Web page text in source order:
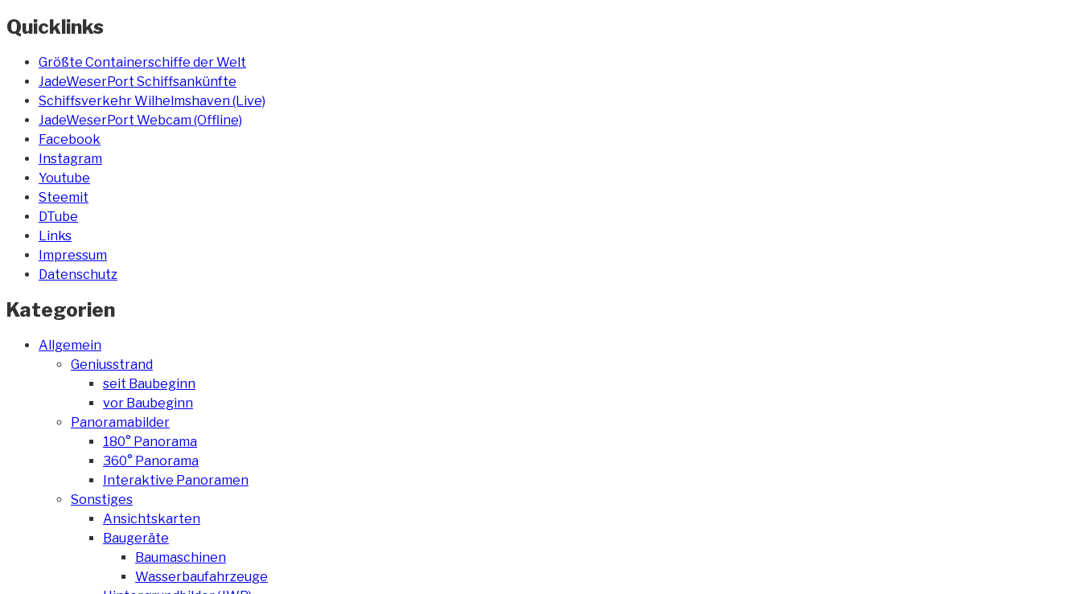
Quicklinks
Größte Containerschiffe der Welt
JadeWeserPort Schiffsankünfte
Schiffsverkehr Wilhelmshaven (Live)
JadeWeserPort Webcam (Offline)
Facebook
Instagram
Youtube
Steemit
DTube
Links
Impressum
Datenschutz
Kategorien
Allgemein
Geniusstrand
seit Baubeginn
vor Baubeginn
Panoramabilder
180° Panorama
360° Panorama
Interaktive Panoramen
Sonstiges
Ansichtskarten
Baugeräte
Baumaschinen
Wasserbaufahrzeuge